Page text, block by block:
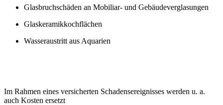
Glasbruchschäden an Mobiliar- und Gebäudeverglasungen
Glaskeramikkochflächen
Wasseraustritt aus Aquarien
Im Rahmen eines versicherten Schadensereignisses werden u. a.
auch Kosten ersetzt